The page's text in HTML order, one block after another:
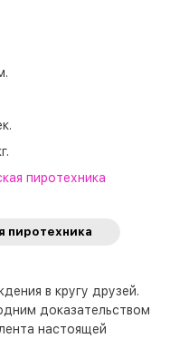
пиротехника
пиротехника
в кругу друзей.
доказательством
настоящей